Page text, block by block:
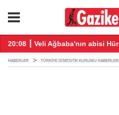
yaptı
20:08 ┋ Veli Ağbaba'nın abisi
HABERLER TÜRKIYE İSTATISTIK KURUMU HABERLERI